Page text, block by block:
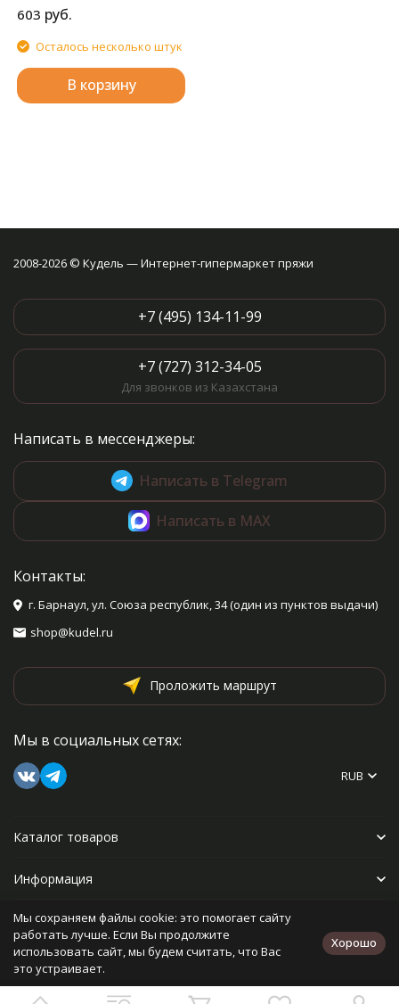
используйте подкладочную
ткань. Внимание! Слишком
сильные удары молотка могут
повредить поверхность
кнопки! Всегда работайте на
плоской устойчивой
поверхности, защищенной
603 руб.
Осталось несколько штук
В корзину
2008-2026 © Кудель — Интернет-гипермаркет пряжи
+7 (495) 134-11-99
+7 (727) 312-34-05
Для звонков из Казахстана
Написать в мессенджеры:
Написать в Telegram
Написать в MAX
Контакты:
г. Барнаул, ул. Союза республик, 34 (один из пунктов выдачи)
shop@kudel.ru
Проложить маршрут
Мы в социальных сетях:
RUB
Каталог товаров
Информация
Прочее
Политика персональных данных
Мы сохраняем файлы cookie: это помогает сайту
работать лучше. Если Вы продолжите
использовать сайт, мы будем считать, что Вас
это устраивает.
Хорошо